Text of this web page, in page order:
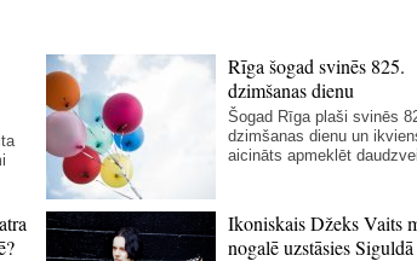
Rīga šogad svinēs 825.
dzimšanas dienu
Šogad Rīga plaši svinēs
dzimšanas dienu un
aicināts apmeklēt
Ikoniskais Džeks Vaits
nogalē uzstāsies Siguldā